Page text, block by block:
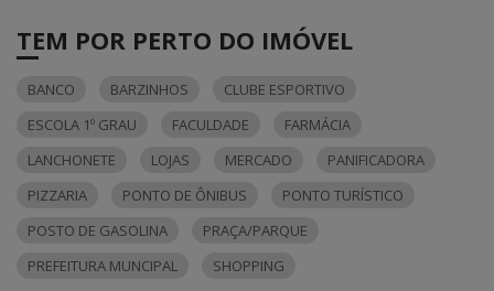
TEM POR PERTO DO IMÓVEL
BANCO BARZINHOS
CLUBE ESPORTIVO
ESCOLA 1º GRAU
FACULDADE
FARMÁCIA
LANCHONETE
LOJAS MERCADO
PANIFICADORA
PIZZARIA
PONTO DE ÔNIBUS
PONTO TURÍSTICO
POSTO DE GASOLINA
PRAÇA/PARQUE
PREFEITURA MUNCIPAL
SHOPPING